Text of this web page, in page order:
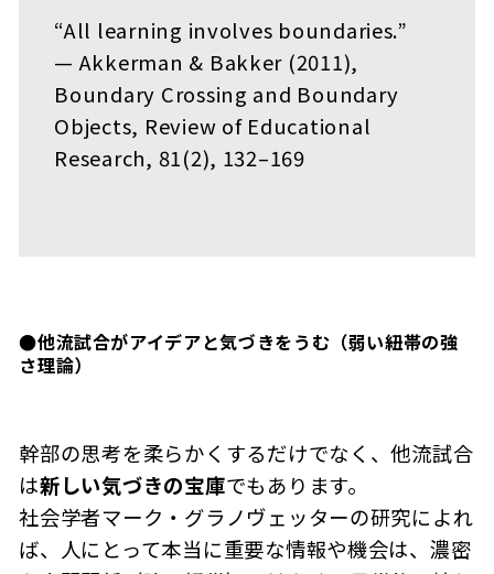
“All learning involves boundaries.”
— Akkerman & Bakker (2011),
Boundary Crossing and Boundary
Objects, Review of Educational
Research, 81(2), 132–169
●他流試合がアイデアと気づきをうむ（弱い紐帯の強
さ理論）
幹部の思考を柔らかくするだけでなく、他流試合
は新しい気づきの宝庫でもあります。
社会学者マーク・グラノヴェッターの研究によれ
ば、人にとって本当に重要な情報や機会は、濃密